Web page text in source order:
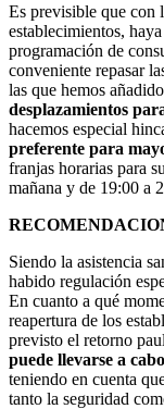
Es previsible que con
establecimientos,
programación de
conveniente repasar
las que hemos
desplazamientos
hacemos especial
preferente para
franjas horarias para
mañana y de 19:00 a
Siendo la asistencia
habido regulación
En cuanto a qué
reapertura de los
previsto el retorno
puede llevarse a
teniendo en cuenta
tanto la seguridad